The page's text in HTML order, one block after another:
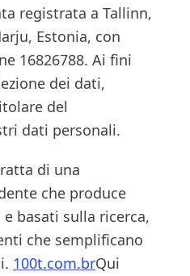
registrata a Tallinn,
Estonia, con
16826788. Ai fini
dei dati,
del
dati personali.
di una
che produce
basati sulla ricerca,
che semplificano
100t.com.brQui